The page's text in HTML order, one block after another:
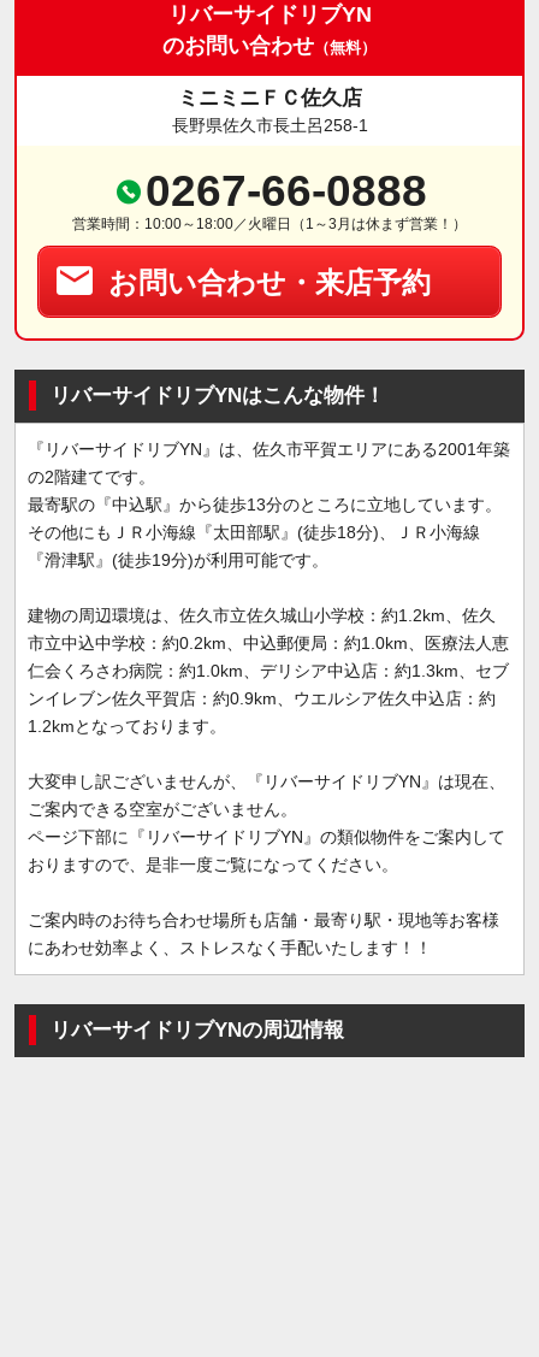
リバーサイドリブYN
のお問い合わせ （無料）
ミニミニＦＣ佐久店
長野県佐久市長土呂258-1
0267-66-0888
営業時間：10:00～18:00／火曜日（1～3月は休まず営業！）
お問い合わせ・来店予約
リバーサイドリブYNはこんな物件！
『リバーサイドリブYN』は、佐久市平賀エリアにある2001年築
の2階建てです。
最寄駅の『中込駅』から徒歩13分のところに立地しています。
その他にもＪＲ小海線『太田部駅』(徒歩18分)、ＪＲ小海線
『滑津駅』(徒歩19分)が利用可能です。
建物の周辺環境は、佐久市立佐久城山小学校：約1.2km、佐久
市立中込中学校：約0.2km、中込郵便局：約1.0km、医療法人恵
仁会くろさわ病院：約1.0km、デリシア中込店：約1.3km、セブ
ンイレブン佐久平賀店：約0.9km、ウエルシア佐久中込店：約
1.2kmとなっております。
大変申し訳ございませんが、『リバーサイドリブYN』は現在、
ご案内できる空室がございません。
ページ下部に『リバーサイドリブYN』の類似物件をご案内して
おりますので、是非一度ご覧になってください。
ご案内時のお待ち合わせ場所も店舗・最寄り駅・現地等お客様
にあわせ効率よく、ストレスなく手配いたします！！
リバーサイドリブYNの周辺情報